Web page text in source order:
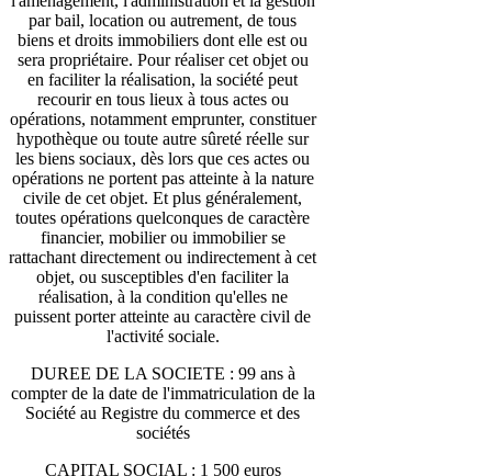
par bail, location ou autrement, de tous
biens et droits immobiliers dont elle est ou
sera propriétaire. Pour réaliser cet objet ou
en faciliter la réalisation, la société peut
recourir en tous lieux à tous actes ou
opérations, notamment emprunter, constituer
hypothèque ou toute autre sûreté réelle sur
les biens sociaux, dès lors que ces actes ou
opérations ne portent pas atteinte à la nature
civile de cet objet. Et plus généralement,
toutes opérations quelconques de caractère
financier, mobilier ou immobilier se
rattachant directement ou indirectement à cet
objet, ou susceptibles d'en faciliter la
réalisation, à la condition qu'elles ne
puissent porter atteinte au caractère civil de
l'activité sociale.
DUREE DE LA SOCIETE : 99 ans à
compter de la date de l'immatriculation de la
Société au Registre du commerce et des
sociétés
CAPITAL SOCIAL : 1 500 euros